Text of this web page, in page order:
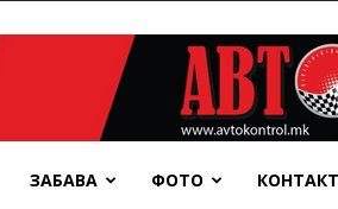
ЗАБАВА ФОТО КОНТАКТ